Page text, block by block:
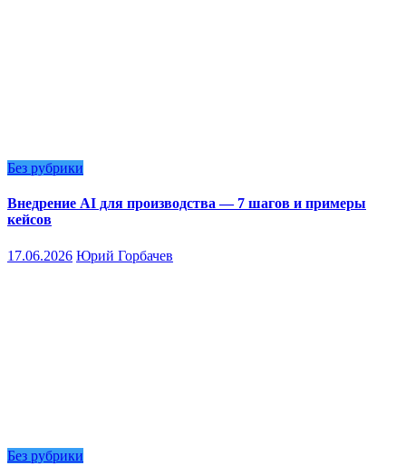
Без рубрики
Внедрение AI для производства — 7 шагов и примеры
кейсов
17.06.2026 Юрий Горбачев
Без рубрики